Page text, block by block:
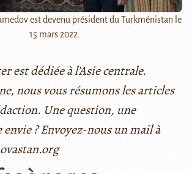
est devenu président du Turkménistan le
15 mars 2022.
est dédiée à l’Asie centrale.
nous vous résumons les articles
Une question, une
? Envoyez-nous un mail à